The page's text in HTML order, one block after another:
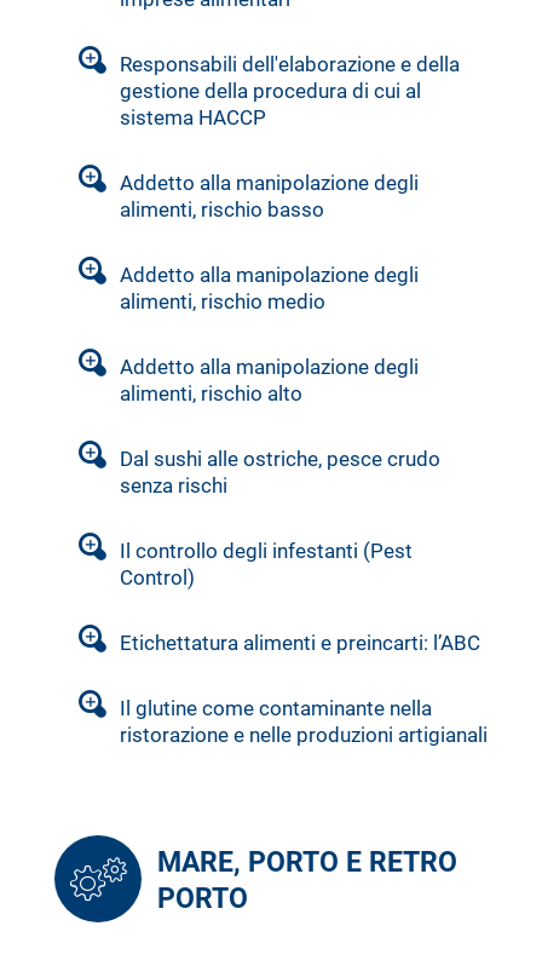
Responsabili dell'elaborazione e della
gestione della procedura di cui al
sistema HACCP
Addetto alla manipolazione degli
alimenti, rischio basso
Addetto alla manipolazione degli
alimenti, rischio medio
Addetto alla manipolazione degli
alimenti, rischio alto
Dal sushi alle ostriche, pesce crudo
senza rischi
Il controllo degli infestanti (Pest
Control)
Etichettatura alimenti e preincarti: l’ABC
Il glutine come contaminante nella
ristorazione e nelle produzioni artigianali
MARE, PORTO E RETRO
PORTO